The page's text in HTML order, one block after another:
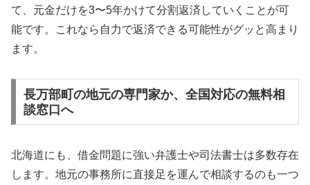
て、元金だけを3〜5年かけて分割返済していくことが可
能です。これなら自力で返済できる可能性がグッと高まり
ます。
長万部町の地元の専門家か、全国対応の無料相
談窓口へ
北海道にも、借金問題に強い弁護士や司法書士は多数存在
します。地元の事務所に直接足を運んで相談するのも一つ